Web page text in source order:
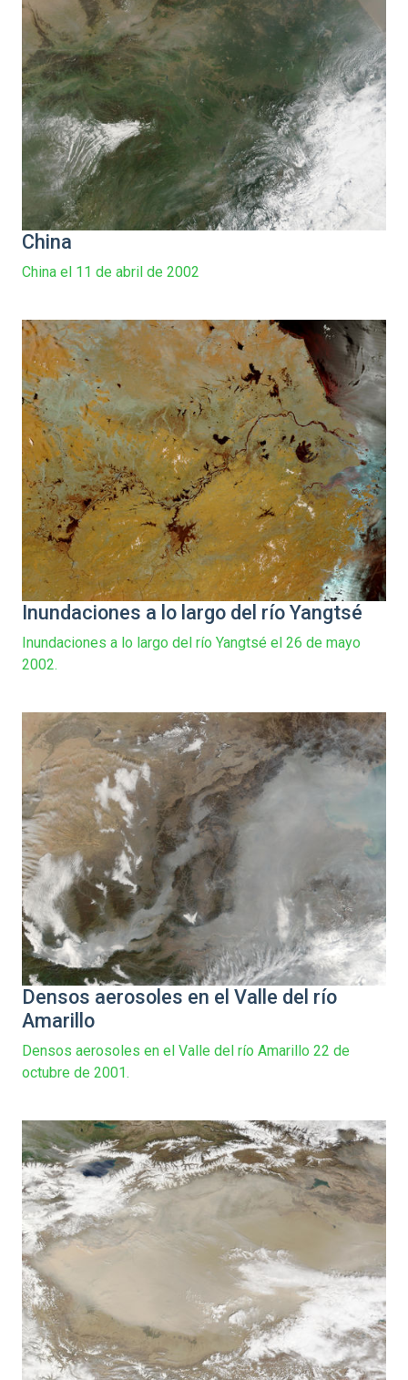
China
China el 11 de abril de 2002
Inundaciones a lo largo del río Yangtsé
Inundaciones a lo largo del río Yangtsé el 26 de mayo
2002.
Densos aerosoles en el Valle del río
Amarillo
Densos aerosoles en el Valle del río Amarillo 22 de
octubre de 2001.